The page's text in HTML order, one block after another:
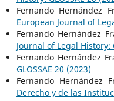
Fernando Hernández
European Journal of
Fernando Hernández
Journal of Legal History:
Fernando Hernández
GLOSSAE 20 (2023)
Fernando Hernández
Derecho y de las